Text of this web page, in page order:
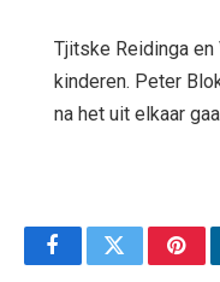
Tjitske Reidinga
kinderen. Peter
na het uit elkaar
FacebookTwitter